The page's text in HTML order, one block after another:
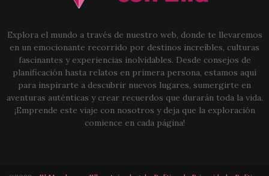
Explora el mundo a través de nuestro web, donde te llevaremos
en un emocionante recorrido por destinos increíbles, culturas
fascinantes y experiencias inolvidables. Desde consejos de
planificación hasta relatos en primera persona, estamos aquí
para inspirarte a descubrir nuevos lugares, sumergirte en
aventuras auténticas y crear recuerdos que durarán toda la vida.
¡Emprende este viaje con nosotros y deja que la exploración
comience en cada página!